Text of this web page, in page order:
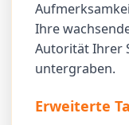
Ihre
Autorität Ihrer
untergraben.
Erweiterte